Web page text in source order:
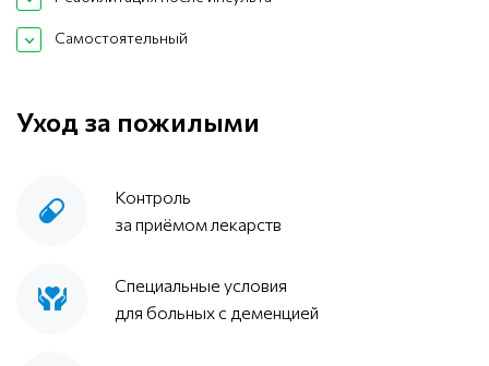
Самостоятельный
Уход за пожилыми
Контроль
за приёмом лекарств
Специальные условия
для больных с деменцией